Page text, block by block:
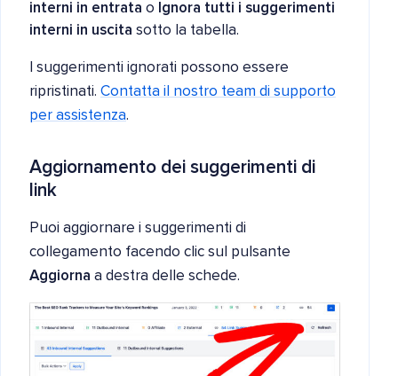
interni in entrata o Ignora tutti i suggerimenti
interni in uscita sotto la tabella.
I suggerimenti ignorati possono essere
ripristinati. Contatta il nostro team di supporto
per assistenza.
Aggiornamento dei suggerimenti di
link
Puoi aggiornare i suggerimenti di
collegamento facendo clic sul pulsante
Aggiorna a destra delle schede.